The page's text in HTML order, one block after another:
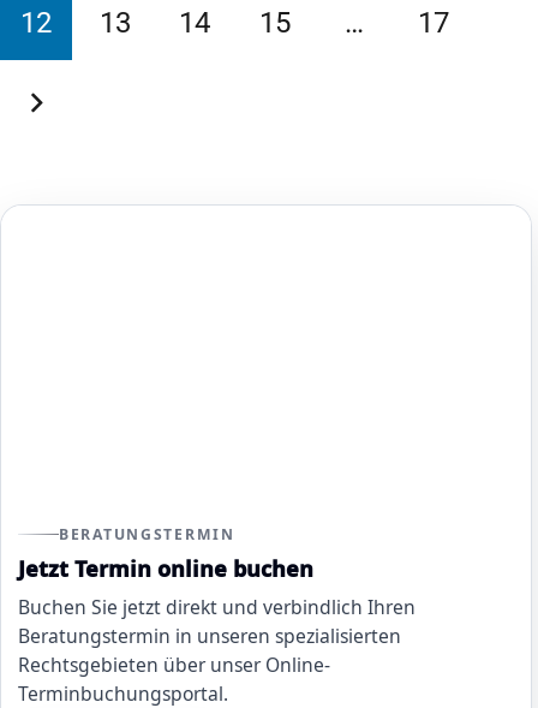
12 13 14 15 … 17
BERATUNGSTERMIN
Jetzt Termin online buchen
Buchen Sie jetzt direkt und verbindlich Ihren
Beratungstermin in unseren spezialisierten
Rechtsgebieten über unser Online-
Terminbuchungsportal.